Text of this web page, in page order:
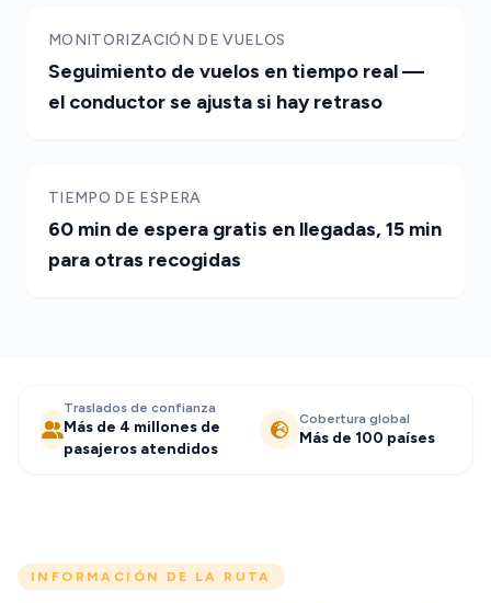
MONITORIZACIÓN DE VUELOS
Seguimiento de vuelos en tiempo real —
el conductor se ajusta si hay retraso
TIEMPO DE ESPERA
60 min de espera gratis en llegadas, 15 min
para otras recogidas
Traslados de confianza
Más de 4 millones de
pasajeros atendidos
Cobertura global
Más de 100 países
INFORMACIÓN DE LA RUTA